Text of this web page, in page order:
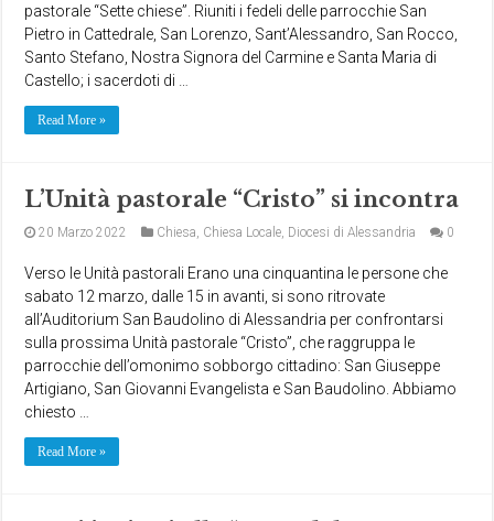
pastorale “Sette chiese”. Riuniti i fedeli delle parrocchie San
Pietro in Cattedrale, San Lorenzo, Sant’Alessandro, San Rocco,
Santo Stefano, Nostra Signora del Carmine e Santa Maria di
Castello; i sacerdoti di …
Read More »
L’Unità pastorale “Cristo” si incontra
20 Marzo 2022 Chiesa, Chiesa Locale, Diocesi di Alessandria 0
Verso le Unità pastorali Erano una cinquantina le persone che
sabato 12 marzo, dalle 15 in avanti, si sono ritrovate
all’Auditorium San Baudolino di Alessandria per confrontarsi
sulla prossima Unità pastorale “Cristo”, che raggruppa le
parrocchie dell’omonimo sobborgo cittadino: San Giuseppe
Artigiano, San Giovanni Evangelista e San Baudolino. Abbiamo
chiesto …
Read More »